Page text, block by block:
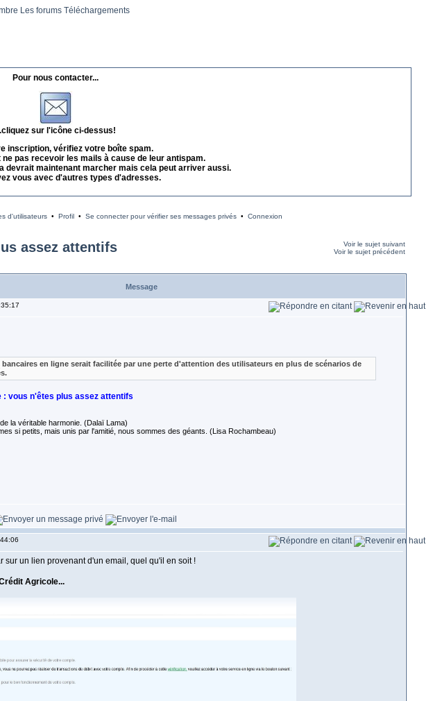
Les forums Téléchargements
Pour nous contacter...
sur l'icône ci-dessus!
inscription, vérifiez votre boîte spam.
ne pas recevoir les mails à cause de leur antispam.
devrait maintenant marcher mais cela peut arriver aussi.
vous avec d'autres types d'adresses.
d'utilisateurs• Profil• Se connecter pour vérifier ses messages privés• Connexion
assez attentifs
Voir le sujet suivant
Voir le sujet précédent
Message
bancaires en ligne serait facilitée par une perte d'attention des utilisateurs en plus de scénarios de
vous n'êtes plus assez attentifs
la véritable harmonie. (Dalaï Lama)
si petits, mais unis par l'amitié, nous sommes des géants. (Lisa Rochambeau)
sur un lien provenant d'un email, quel qu'il en soit !
Agricole...